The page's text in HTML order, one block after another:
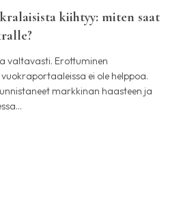
kiihtyy: miten saat
valtavasti. Erottuminen
ei ole helppoa.
markkinan haasteen ja